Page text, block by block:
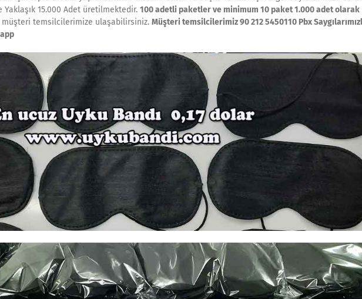
Yaklaşık 15.000 Adet üretilmektedir. 100 adetli paketler ve minimum 10 paket 1.000 adet olarak
müşteri temsilcilerimize ulaşabilirsiniz. Müşteri temsilcilerimiz 90 212 5450110 Pbx